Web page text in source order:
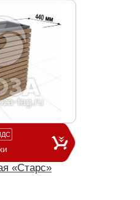
«Старс»